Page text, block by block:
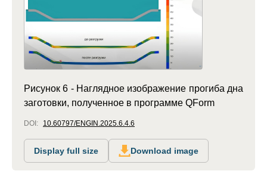
Рисунок 6 - Наглядное изображение прогиба дна
заготовки, полученное в программе QForm
DOI: 10.60797/ENGIN.2025.6.4.6
Display full size Download image